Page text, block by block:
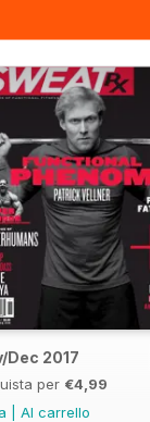
Dec 2017
per €4,99
Al carrello